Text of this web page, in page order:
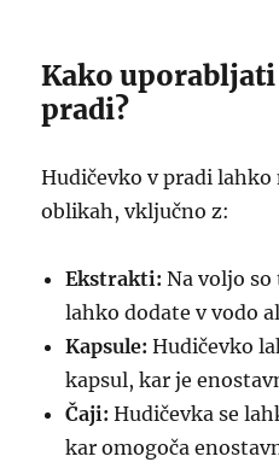
Kako
pradi?
Hudičevko v pradi
oblikah, vključno z:
Ekstrakti: Na voljo
lahko dodate v vodo
Kapsule: Hudičevko
kapsul, kar je
Čaji: Hudičevka se
kar omogoča